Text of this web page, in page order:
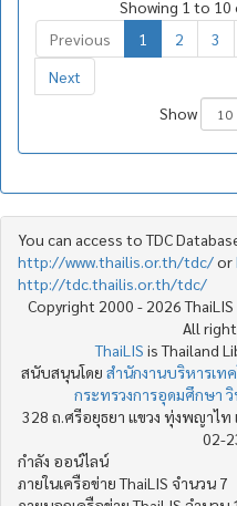
Showing 1 to
Previous
1 2 3
Next
Show
You can access to TDC
http://www.thailis.or.th/tdc/or
http://tdc.thailis.or.th/tdc/
Copyright 2000 - 2026 ThaiLIS
All
ThaiLIS is Thailand
สนับสนุนโดย สำนักงานบริหารเท
กระทรวงการอุดมศึกษา
328 ถ.ศรีอยุธยา แขวง ทุ่งพญาไท
02-
กำลัง ออน์ไลน์
ภายในเครือข่าย ThaiLIS จำนวน 7